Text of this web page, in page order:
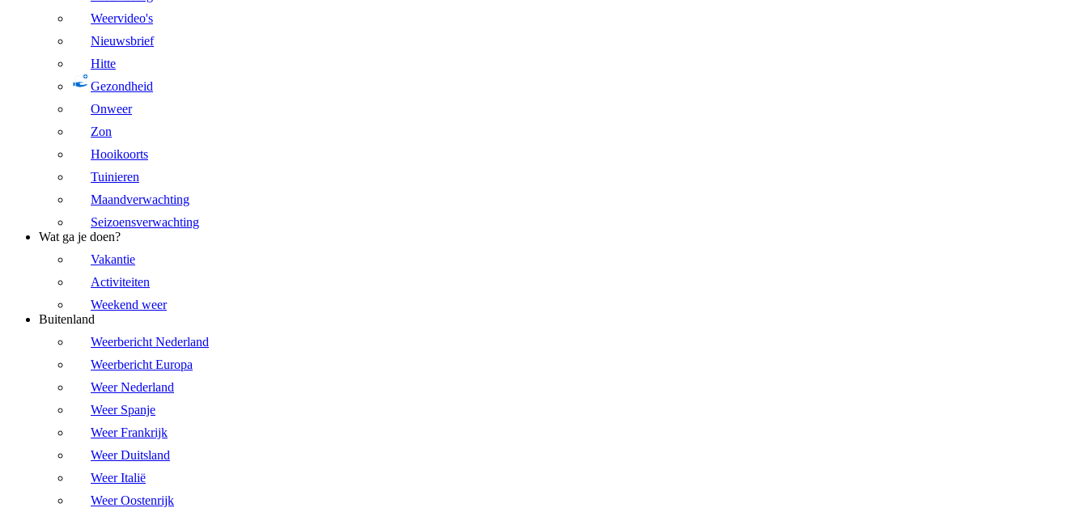
Weervideo's
Nieuwsbrief
Hitte
Gezondheid
Onweer
Zon
Hooikoorts
Tuinieren
Maandverwachting
Seizoensverwachting
Wat ga je doen?
Vakantie
Activiteiten
Weekend weer
Buitenland
Weerbericht Nederland
Weerbericht Europa
Weer Nederland
Weer Spanje
Weer Frankrijk
Weer Duitsland
Weer Italië
Weer Oostenrijk